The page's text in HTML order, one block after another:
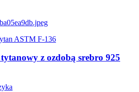
ASTM F-136
z ozdobą srebro 925